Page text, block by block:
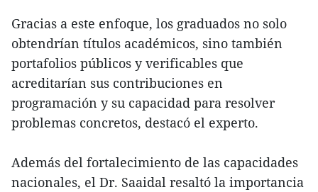
Gracias a este enfoque, los graduados no solo
obtendrían títulos académicos, sino también
portafolios públicos y verificables que
acreditarían sus contribuciones en
programación y su capacidad para resolver
problemas concretos, destacó el experto.
Además del fortalecimiento de las capacidades
nacionales, el Dr. Saaidal resaltó la importancia